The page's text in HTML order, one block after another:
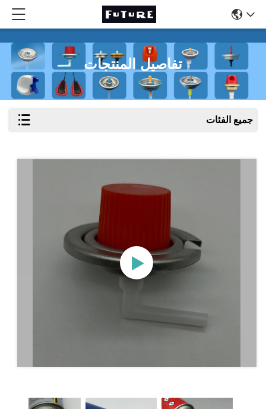
تفاصيل المنتجات
جميع الفئات